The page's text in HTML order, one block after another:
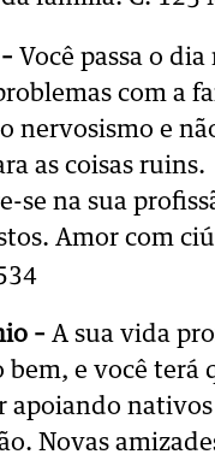
Você passa o
com a
nervosismo e
as coisas ruins.
se na sua
Amor com
– A sua vida
e você terá
apoiando nativos
Novas